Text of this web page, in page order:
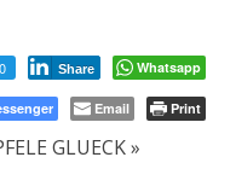
Share Whatsapp
Email Print
GLUECK »